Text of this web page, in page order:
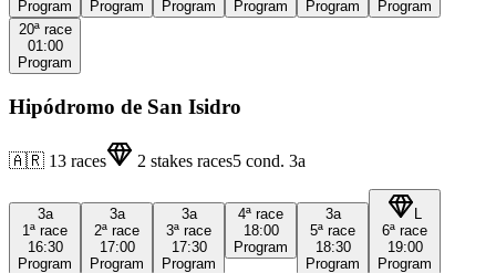
Program
Program
Program
Program
Program
Program
20ª race
01:00
Program
Hipódromo de San Isidro
🇦🇷 13 races 2 stakes races5 cond. 3a
3a
1ª race
16:30
Program
3a
2ª race
17:00
Program
3a
3ª race
17:30
Program
4ª race
18:00
Program
3a
5ª race
18:30
Program
6ª race
19:00
Program